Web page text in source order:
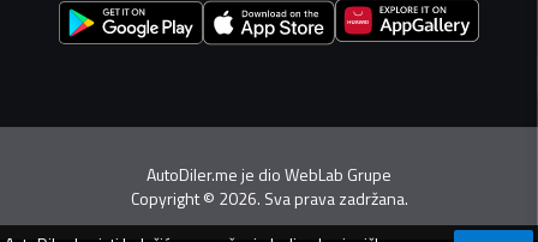
AutoDiler.me je dioWebLab Grupe
Copyright© 2026. Sva prava zadržana.